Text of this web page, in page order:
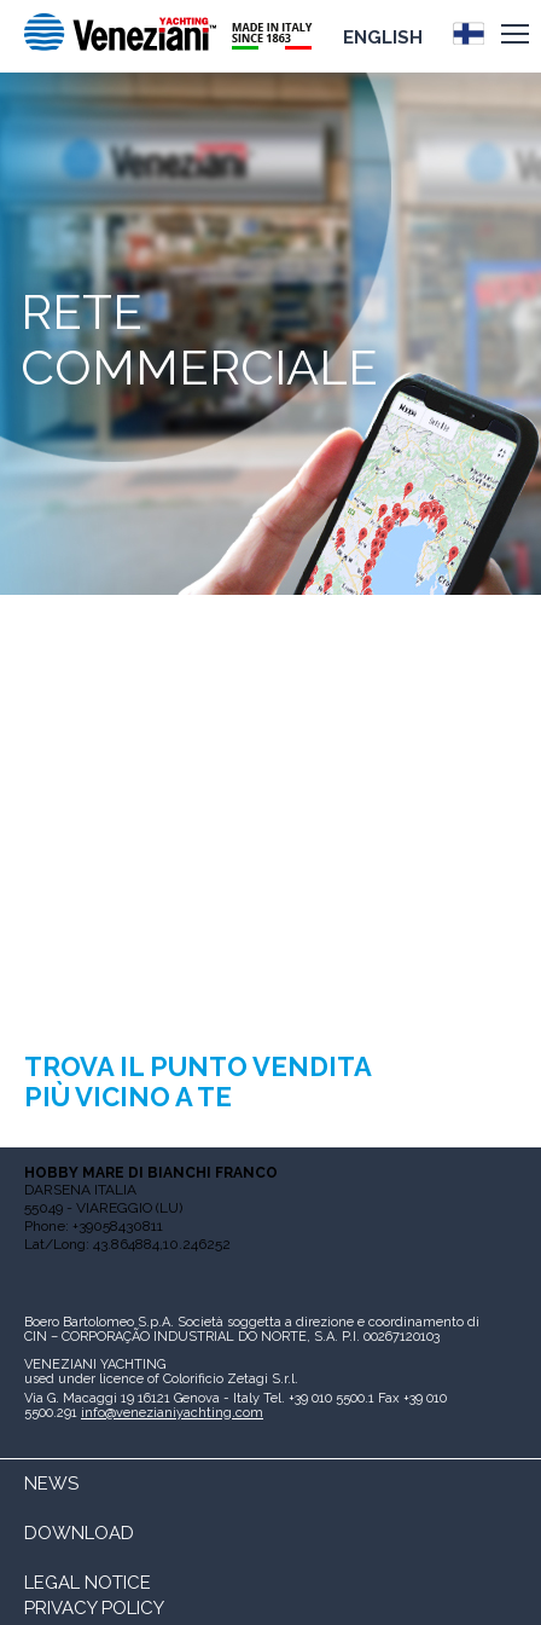
ENGLISH
RETE
COMMERCIALE
TROVA IL PUNTO VENDITA
PIÙ VICINO A TE
HOBBY MARE DI BIANCHI FRANCO
DARSENA ITALIA
55049 - VIAREGGIO (LU)
Phone: +39058430811
Lat/Long: 43.864884,10.246252
Boero Bartolomeo S.p.A. Società soggetta a direzione e coordinamento di
CIN – CORPORAÇÃO INDUSTRIAL DO NORTE, S.A. P.I. 00267120103
VENEZIANI YACHTING
used under licence of Colorificio Zetagi S.r.l.
Via G. Macaggi 19 16121 Genova - Italy Tel. +39 010 5500.1 Fax +39 010
5500.291 info@venezianiyachting.com
NEWS
DOWNLOAD
LEGAL NOTICE
PRIVACY POLICY